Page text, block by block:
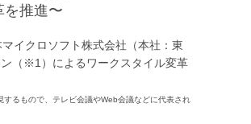
を推進〜
イクロソフト株式会社（本社：東
（※1）によるワークスタイル変革
るもので、テレビ会議やWeb会議などに代表され